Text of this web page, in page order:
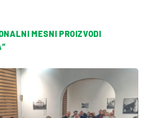
MESNI PROIZVODI